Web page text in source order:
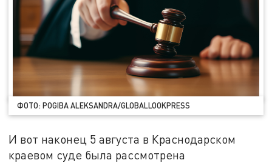
ФОТО: POGIBA ALEKSANDRA/GLOBALLOOKPRESS
И вот наконец 5 августа в Краснодарском
краевом суде была рассмотрена